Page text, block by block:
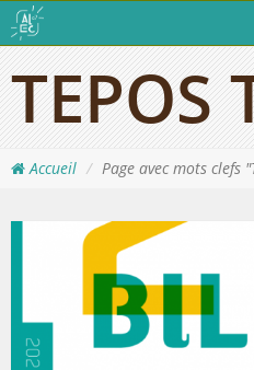
TEPOS
Accueil Page avec mots clefs